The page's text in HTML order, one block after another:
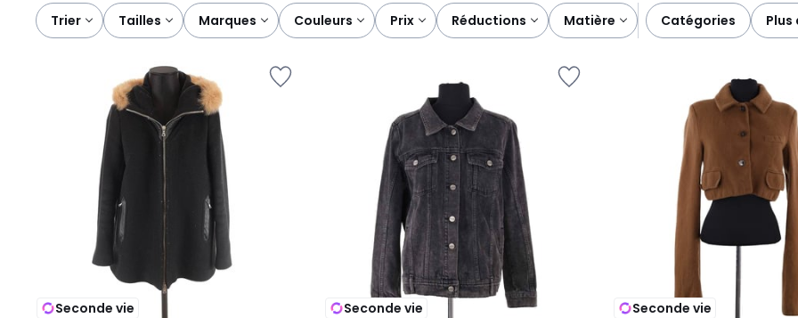
Trier
tailles marques couleurs prix réductions matière catégories
Seconde vie Seconde vie Seconde vie